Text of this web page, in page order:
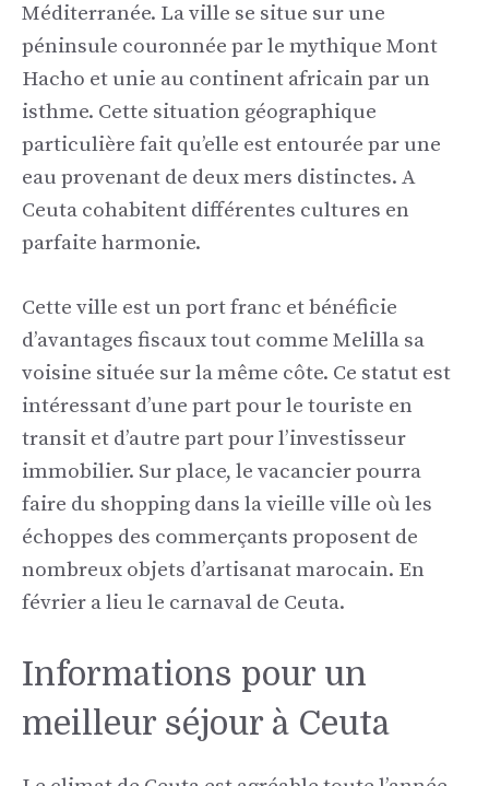
Méditerranée. La ville se situe sur une
péninsule couronnée par le mythique Mont
Hacho et unie au continent africain par un
isthme. Cette situation géographique
particulière fait qu’elle est entourée par une
eau provenant de deux mers distinctes. A
Ceuta cohabitent différentes cultures en
parfaite harmonie.
Cette ville est un port franc et bénéficie
d’avantages fiscaux tout comme Melilla sa
voisine située sur la même côte. Ce statut est
intéressant d’une part pour le touriste en
transit et d’autre part pour l’investisseur
immobilier. Sur place, le vacancier pourra
faire du shopping dans la vieille ville où les
échoppes des commerçants proposent de
nombreux objets d’artisanat marocain. En
février a lieu le carnaval de Ceuta.
Informations pour un
meilleur séjour à Ceuta